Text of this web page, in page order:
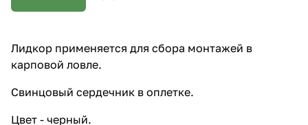
Лидкор применяется для сбора монтажей в
карповой ловле.
Свинцовый сердечник в оплетке.
Цвет - черный.